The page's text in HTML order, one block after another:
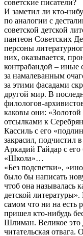
советские писатели?
И заметил ли кто-
по аналогии с
советской детской
пантеон Советских
персоны
них, оказывается,
контрабандой –
за намалеванным
за этими фасадами
другой мир. В
филологов-
каковы они: «Золотой
отсылками к
Кассиль с его
закрасил, подчистил
Аркадий Гайдар с
«Школа»…
«Без подсветки»,
было бы написать
чтоб она называлась
детской
самом что ни на есть
пришел кто-нибудь
Шлиман. Великое это
читательская отвага.